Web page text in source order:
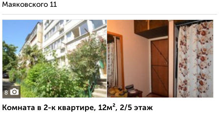
Маяковского 11
8
Комната в 2-к квартире, 12м², 2/5 этаж